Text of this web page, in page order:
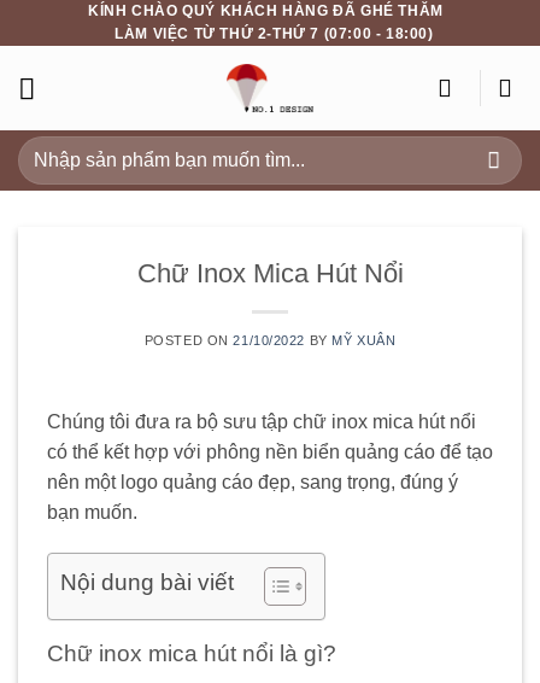
to
content
KÍNH CHÀO QUÝ KHÁCH HÀNG ĐÃ GHÉ THĂM
LÀM VIỆC TỪ THỨ 2-THỨ 7 (07:00 - 18:00)
Search
for:
Chữ Inox Mica Hút Nổi
POSTED ON21/10/2022 BY MỸ XUÂN
Chúng tôi đưa ra bộ sưu tập chữ inox mica hút nổi
có thể kết hợp với phông nền biển quảng cáo để tạo
nên một logo quảng cáo đẹp, sang trọng, đúng ý
bạn muốn.
Nội dung bài viết
Chữ inox mica hút nổi là gì?